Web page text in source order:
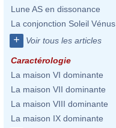
Lune AS en dissonance
La conjonction Soleil Vénus
+ Voir tous les articles
Caractérologie
La maison VI dominante
La maison VII dominante
La maison VIII dominante
La maison IX dominante